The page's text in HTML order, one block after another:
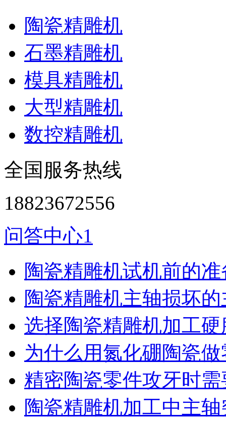
陶瓷精雕机
石墨精雕机
模具精雕机
大型精雕机
数控精雕机
全国服务热线
18823672556
问答中心1
陶瓷精雕机试机前的
陶瓷精雕机主轴损坏
选择陶瓷精雕机加工
为什么用氮化硼陶瓷
精密陶瓷零件攻牙时
陶瓷精雕机加工中主